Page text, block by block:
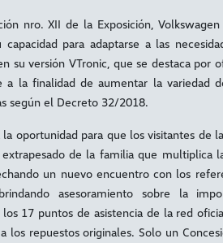
nro. XII de la Exposición,
para adaptarse a las
su versión VTronic, que se destaca por
a la finalidad de aumentar la variedad
según el Decreto 32/2018.
la oportunidad para que los visitantes de
de la familia que multiplica
un nuevo encuentro con los
asesoramiento sobre la
17 puntos de asistencia de la red
los repuestos originales. Solo un